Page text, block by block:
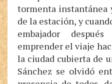
tormenta instantánea
de la estación, y
embajador
emprender el viaje
la ciudad cubierta de
Sánchez se olvidó